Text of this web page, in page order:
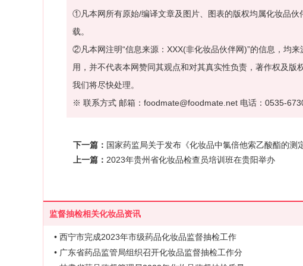
①凡本网所有原始/编译文章及图片、图表的版权均属化妆品
载。
②凡本网注明“信息来源：XXX(非化妆品伙伴网)”的信息，均
用，并不代表本网赞同其观点和对其真实性负责，著作权及版
我们将尽快处理。
※ 联系方式 邮箱：foodmate@foodmate.net 电话：0535-
下一篇： 国家药监局关于发布《化妆品中氯倍他索乙酸酯的测
上一篇： 2023年贵州省化妆品检查员培训班在贵阳举办
监督抽检相关化妆品资讯
• 西宁市完成2023年市级药品化妆品监督抽检工作
• 广东省药品监管局组织召开化妆品监督抽检工作分